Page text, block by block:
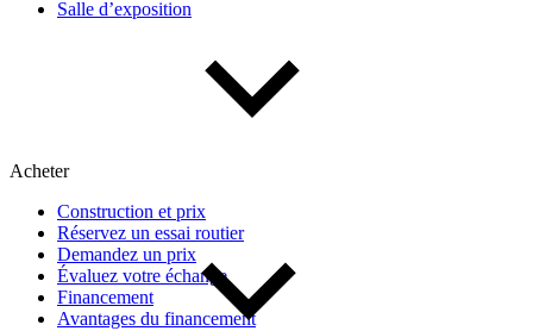
Compactes & berlines
Année
De 2000 à 2027
Salle d’exposition
Acheter
Construction et prix
Réservez un essai routier
Demandez un prix
Évaluez votre échange
Financement
Avantages du financement